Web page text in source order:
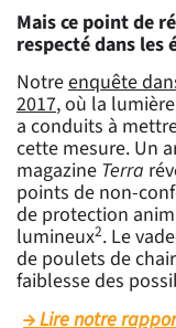
Mais ce point de
respecté dans les
Notreenquête
2017, où la
a conduits à
cette mesure. Un
magazine Terra
points de non-
de protection
lumineux2. Le
de poulets de
faiblesse des
Lire notre